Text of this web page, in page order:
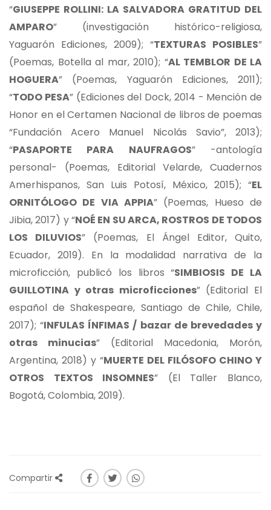
“GIUSEPPE ROLLINI: LA SALVADORA GRATITUD DEL
AMPARO” (investigación histórico-religiosa,
Yaguarón Ediciones, 2009); “TEXTURAS POSIBLES”
(Poemas, Botella al mar, 2010); “AL TEMBLOR DE LA
HOGUERA” (Poemas, Yaguarón Ediciones, 2011);
“TODO PESA” (Ediciones del Dock, 2014 - Mención de
Honor en el Certamen Nacional de libros de poemas
“Fundación Acero Manuel Nicolás Savio”, 2013);
“PASAPORTE PARA NAUFRAGOS” -antología
personal- (Poemas, Editorial Velarde, Cuadernos
Amerhispanos, San Luis Potosí, México, 2015); “EL
ORNITÓLOGO DE VIA APPIA” (Poemas, Hueso de
Jibia, 2017) y “NOÉ EN SU ARCA, ROSTROS DE TODOS
LOS DILUVIOS” (Poemas, El Ángel Editor, Quito,
Ecuador, 2019). En la modalidad narrativa de la
microficción, publicó los libros “SIMBIOSIS DE LA
GUILLOTINA y otras microficciones” (Editorial El
español de Shakespeare, Santiago de Chile, Chile,
2017); “INFULAS ÍNFIMAS / bazar de brevedades y
otras minucias” (Editorial Macedonia, Morón,
Argentina, 2018) y “MUERTE DEL FILÓSOFO CHINO Y
OTROS TEXTOS INSOMNES” (El Taller Blanco,
Bogotá, Colombia, 2019).
Compartir